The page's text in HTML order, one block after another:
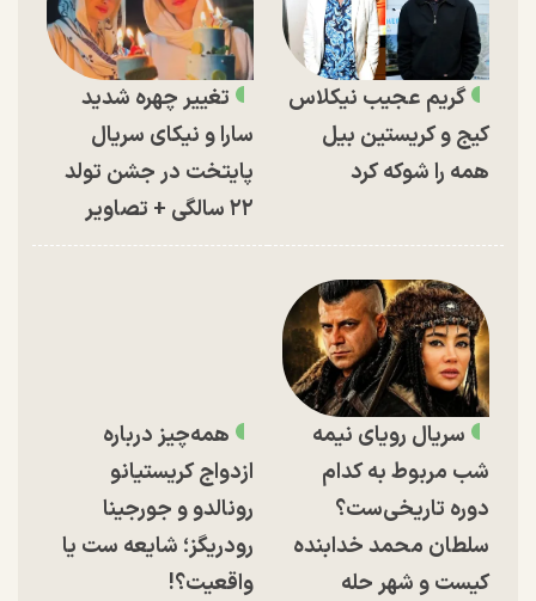
گریم عجیب نیکلاس
کیج و کریستین بیل
همه را شوکه کرد
تغییر چهره شدید
سارا و نیکای سریال
پایتخت در جشن تولد
۲۲ سالگی + تصاویر
سریال رویای نیمه
شب مربوط به کدام
دوره تاریخی‌ست؟
سلطان محمد خدابنده
کیست و شهر حله
همه‌چیز درباره
ازدواج کریستیانو
رونالدو و جورجینا
رودریگز؛ شایعه ست یا
واقعیت؟!